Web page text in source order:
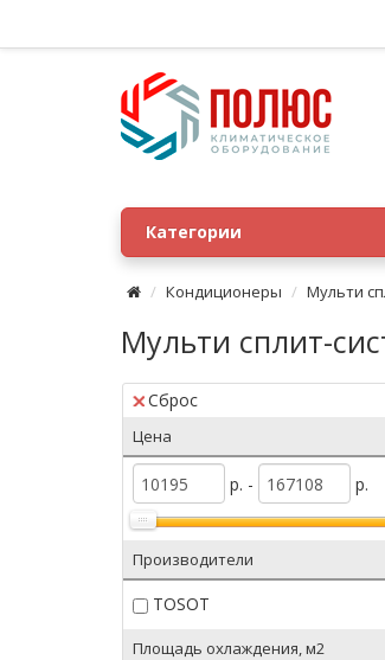
Категории
Кондиционеры Мульти
Мульти сплит-
Сброс
Цена
р. - р.
Производители
TOSOT
Площадь охлаждения, м2